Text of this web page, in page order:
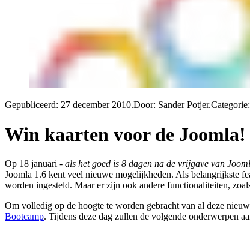
Gepubliceerd: 27 december 2010.Door: Sander Potjer.Categorie:
Win kaarten voor de
Op 18 januari - als het goed is 8 dagen na de vrijgave van
Joomla 1.6 kent veel nieuwe mogelijkheden. Als belangrijkste
worden ingesteld. Maar er zijn ook andere functionaliteiten,
Om volledig op de hoogte te worden gebracht van al deze
Bootcamp. Tijdens deze dag zullen de volgende onderwerpen